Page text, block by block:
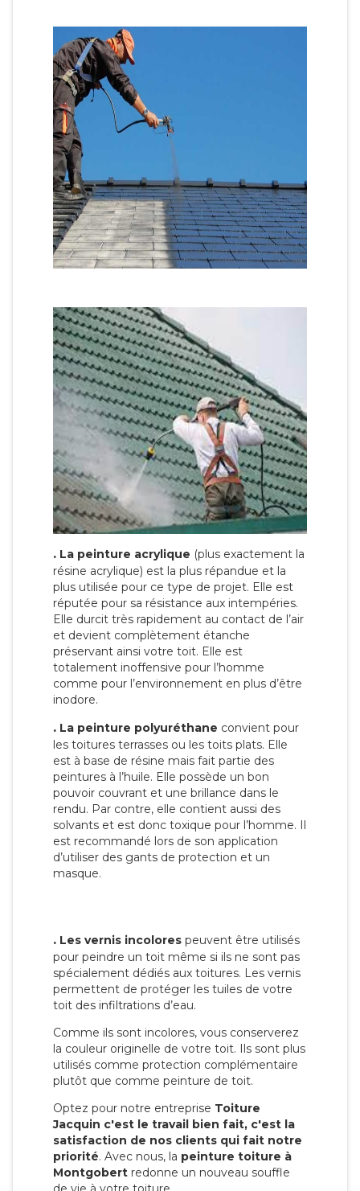
. La peinture acrylique (plus exactement la
résine acrylique) est la plus répandue et la
plus utilisée pour ce type de projet. Elle est
réputée pour sa résistance aux intempéries.
Elle durcit très rapidement au contact de l’air
et devient complètement étanche
préservant ainsi votre toit. Elle est
totalement inoffensive pour l’homme
comme pour l’environnement en plus d’être
inodore.
. La peinture polyuréthane convient pour
les toitures terrasses ou les toits plats. Elle
est à base de résine mais fait partie des
peintures à l’huile. Elle possède un bon
pouvoir couvrant et une brillance dans le
rendu. Par contre, elle contient aussi des
solvants et est donc toxique pour l’homme. Il
est recommandé lors de son application
d’utiliser des gants de protection et un
masque.
. Les vernis incolores peuvent être utilisés
pour peindre un toit même si ils ne sont pas
spécialement dédiés aux toitures. Les vernis
permettent de protéger les tuiles de votre
toit des infiltrations d’eau.
Comme ils sont incolores, vous conserverez
la couleur originelle de votre toit. Ils sont plus
utilisés comme protection complémentaire
plutôt que comme peinture de toit.
Optez pour notre entreprise Toiture
Jacquin c'est le travail bien fait, c'est la
satisfaction de nos clients qui fait notre
priorité. Avec nous, la peinture toiture à
Montgobert redonne un nouveau souffle